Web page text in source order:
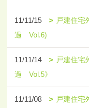
11/11/15
戸建住宅
過 Vol.6)
11/11/14
戸建住宅
過 Vol.5》
11/11/08
戸建住宅